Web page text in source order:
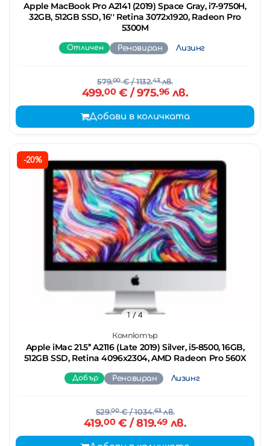
Apple MacBook Pro A2141 (2019) Space Gray, i7-9750H,
32GB, 512GB SSD, 16'' Retina 3072x1920, Radeon Pro
5300M
Отличен Реновиран Лизинг
579.00€/ 1132.43лв.
499.00€ / 975.96лв.
Добави в количката
-20%
Компютър
Apple iMac 21.5’’ A2116 (Late 2019) Silver, i5-8500, 16GB,
512GB SSD, Retina 4096x2304, AMD Radeon Pro 560X
1 / 4
Добър Реновиран Лизинг
529.00€/ 1034.63лв.
419.00€ / 819.49лв.